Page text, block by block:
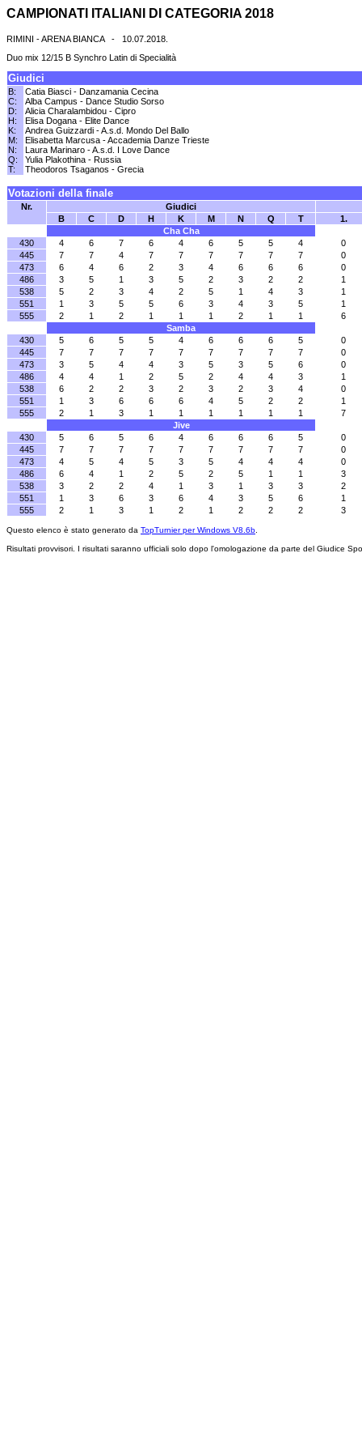
CAMPIONATI ITALIANI DI CATEGORIA 2018
RIMINI - ARENA BIANCA - 10.07.2018.
Duo mix 12/15 B Synchro Latin di Specialità
Giudici
B:
C:
D:
H:
K:
M:
N:
Q:
T:
Catia Biasci - Danzamania Cecina
Alba Campus - Dance Studio Sorso
Alicia Charalambidou - Cipro
Elisa Dogana - Elite Dance
Andrea Guizzardi - A.s.d. Mondo Del Ballo
Elisabetta Marcusa - Accademia Danze Trieste
Laura Marinaro - A.s.d. I Love Dance
Yulia Plakothina - Russia
Theodoros Tsaganos - Grecia
Votazioni della finale
Nr.
Giudici
B
C D H K M N Q T
1.
Cha Cha
430
4 6 7 6 4 6 5 5 4
0
445
7 7 4 7 7 7 7 7 7
0
473
6 4 6 2 3 4 6 6 6
0
486
3 5 1 3 5 2 3 2 2
1
538
5 2 3 4 2 5 1 4 3
1
551
1 3 5 5 6 3 4 3 5
1
555
2 1 2 1 1 1 2 1 1
6
Samba
430
5 6 5 5 4 6 6 6 5
0
445
7 7 7 7 7 7 7 7 7
0
473
3 5 4 4 3 5 3 5 6
0
486
4 4 1 2 5 2 4 4 3
1
538
6 2 2 3 2 3 2 3 4
0
551
1 3 6 6 6 4 5 2 2
1
555
2 1 3 1 1 1 1 1 1
7
Jive
430
5 6 5 6 4 6 6 6 5
0
445
7 7 7 7 7 7 7 7 7
0
473
4 5 4 5 3 5 4 4 4
0
486
6 4 1 2 5 2 5 1 1
3
538
3 2 2 4 1 3 1 3 3
2
551
1 3 6 3 6 4 3 5 6
1
555
2 1 3 1 2 1 2 2 2 3
Questo elenco è stato generato da TopTurnier per Windows V8.6b
Risultati provvisori. I risultati saranno ufficiali solo dopo l'omologazione da parte del Giudice